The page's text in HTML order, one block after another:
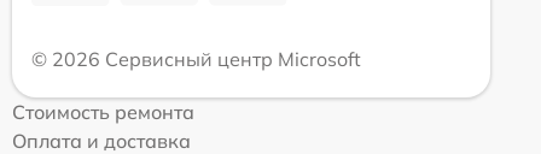
© 2026 Сервисный центр Microsoft
Стоимость ремонта
Оплата и доставка